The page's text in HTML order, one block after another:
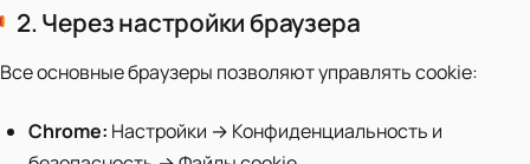
2. Через настройки браузера
Все основные браузеры позволяют управлять cookie:
Chrome: Настройки → Конфиденциальность и